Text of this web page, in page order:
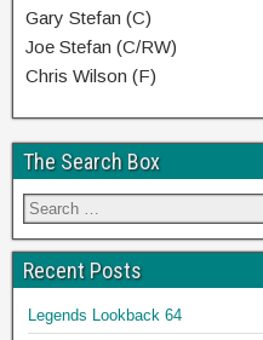
Gary Stefan (C)
Joe Stefan (C/RW)
Chris Wilson (F)
The Search Box
Recent Posts
Legends Lookback 64